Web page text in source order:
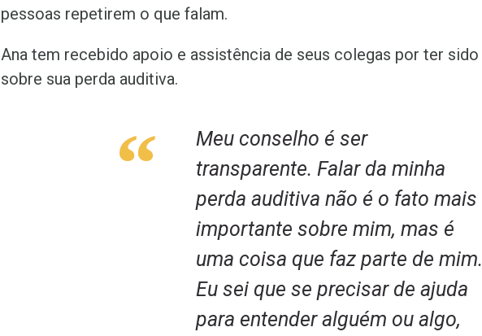
pessoas repetirem o que falam.
Ana tem recebido apoio e assistência de seus colegas por ter
sobre sua perda auditiva.
“
Meu conselho é ser
transparente. Falar da minha
perda auditiva não é o fato mais
importante sobre mim, mas é
uma coisa que faz parte de mim.
Eu sei que se precisar de ajuda
para entender alguém ou algo,